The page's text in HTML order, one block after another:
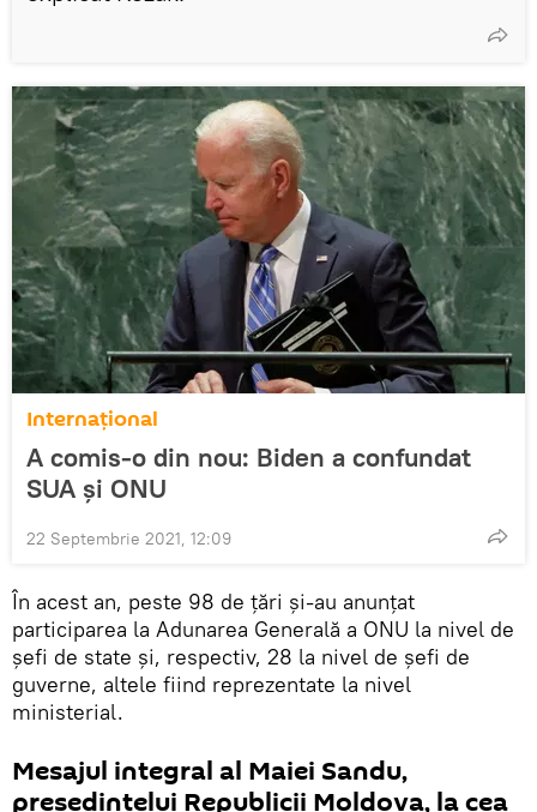
Internaţional
A comis-o din nou: Biden a confundat
SUA și ONU
22 Septembrie 2021, 12:09
În acest an, peste 98 de țări și-au anunțat
participarea la Adunarea Generală a ONU la nivel de
șefi de state și, respectiv, 28 la nivel de șefi de
guverne, altele fiind reprezentate la nivel
ministerial.
Mesajul integral al Maiei Sandu,
președintelui Republicii Moldova, la cea